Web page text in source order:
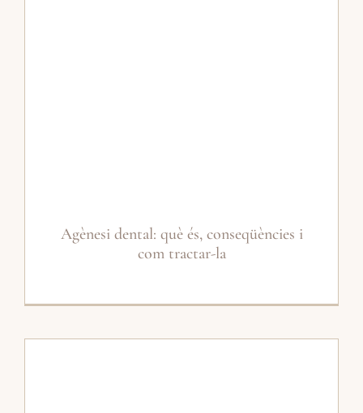
Agènesi dental: què és, conseqüències i
com tractar-la